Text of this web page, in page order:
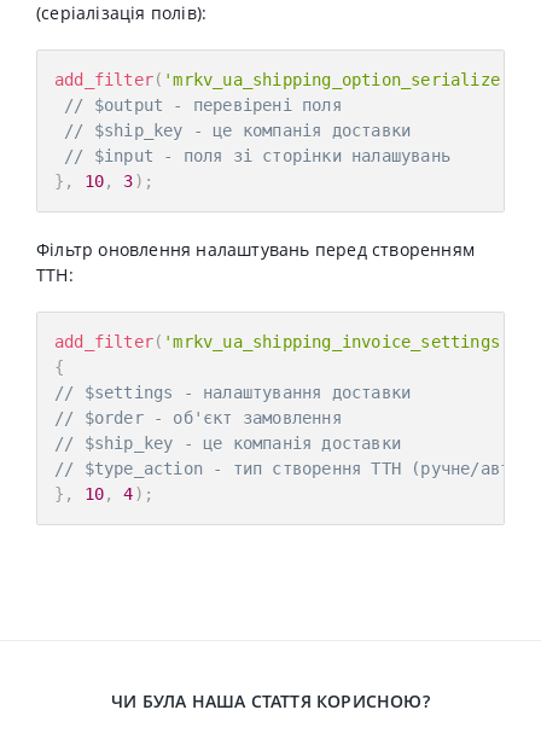
(серіалізація полів):
add_filter( 'mrkv_ua_shipping_option_serialize'
// $output - перевірені поля
// $ship_key - це компанія доставки
// $input - поля зі сторінки налашувань
} , 10, 3) ;
Фільтр оновлення налаштувань перед створенням
ТТН:
add_filter( 'mrkv_ua_shipping_invoice_settings'
{
// $settings - налаштування доставки
// $order - об'єкт замовлення
// $ship_key - це компанія доставки
// $type_action - тип створення ТТН (ручне/
} , 10, 4) ;
ЧИ БУЛА НАША СТАТТЯ КОРИСНОЮ?